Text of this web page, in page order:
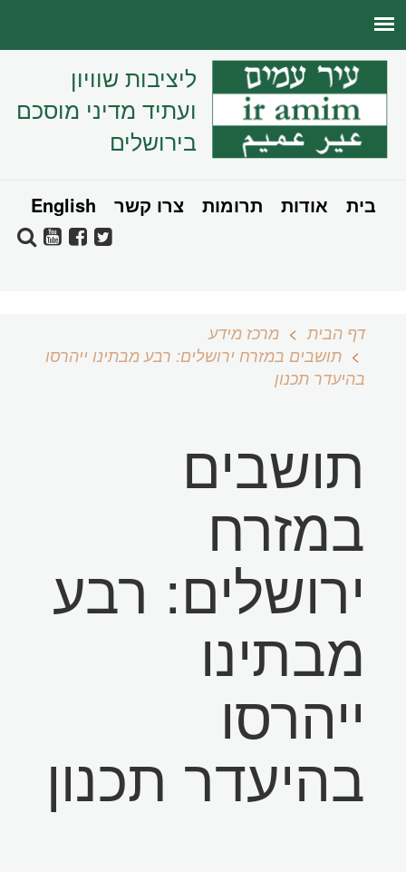
ליציבות שוויון
ועתיד מדיני מוסכם
בירושלים
בית אודות תרומות צרו קשר English
דף הבית
מרכז מידע
תושבים במזרח ירושלים: רבע מבתינו ייהרסו
בהיעדר תכנון
תושבים
במזרח
ירושלים: רבע
מבתינו
ייהרסו
בהיעדר תכנון